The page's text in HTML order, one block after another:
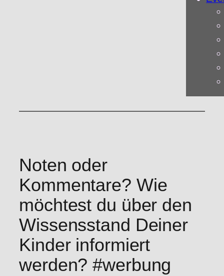
Noten oder
Kommentare? Wie
möchtest du über den
Wissensstand Deiner
Kinder informiert
werden? #werbung